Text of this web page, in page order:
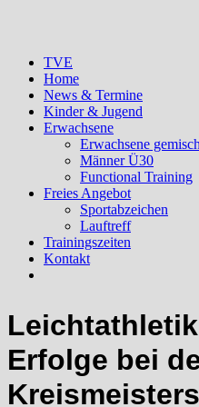
TVE
Home
News & Termine
Kinder & Jugend
Erwachsene
Erwachsene
Männer Ü30
Functional Training
Freies Angebot
Sportabzeichen
Lauftreff
Trainingszeiten
Kontakt
Erfolge bei